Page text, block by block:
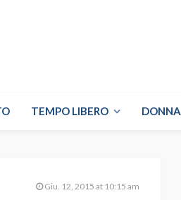
TEMPO LIBERO DONNA
Giu. 12, 2015 at 10:15 am